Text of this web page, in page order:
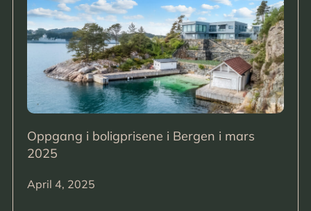
Oppgang i boligprisene i Bergen i mars
2025
April 4, 2025